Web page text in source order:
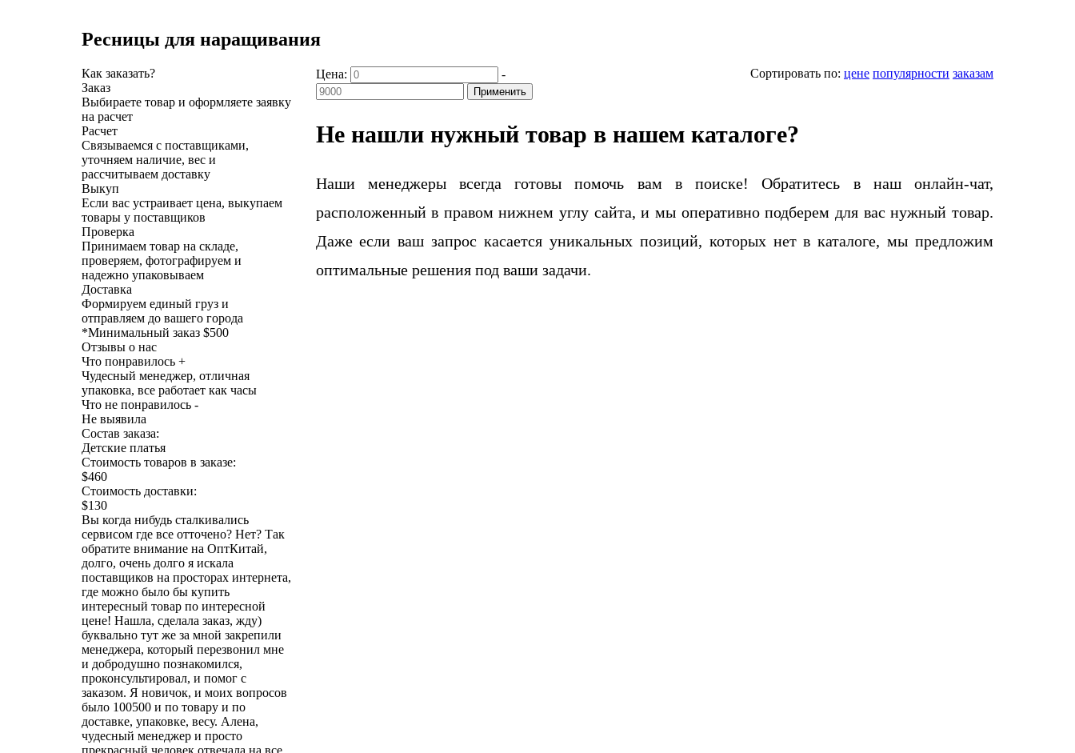
Ресницы для наращивания
Как заказать?
Заказ
Выбираете товар и оформляете заявку
на расчет
Расчет
Связываемся с поставщиками,
уточняем наличие, вес и
рассчитываем доставку
Выкуп
Если вас устраивает цена, выкупаем
товары у поставщиков
Проверка
Принимаем товар на складе,
проверяем, фотографируем и
надежно упаковываем
Доставка
Формируем единый груз и
отправляем до вашего города
*Минимальный заказ $500
Отзывы о нас
Что понравилось +
Чудесный менеджер, отличная
упаковка, все работает как часы
Что не понравилось -
Не выявила
Состав заказа:
Детские платья
Стоимость товаров в заказе:
$460
Стоимость доставки:
$130
Вы когда нибудь сталкивались
сервисом где все отточено? Нет? Так
обратите внимание на ОптКитай,
долго, очень долго я искала
поставщиков на просторах интернета,
где можно было бы купить
интересный товар по интересной
цене! Нашла, сделала заказ, жду)
буквально тут же за мной закрепили
менеджера, который перезвонил мне
и добродушно познакомился,
проконсультировал, и помог с
заказом. Я новичок, и моих вопросов
было 100500 и по товару и по
доставке, упаковке, весу. Алена,
чудесный менеджер и просто
прекрасный человек отвечала на все
Сортировать по: цене популярности заказам
Цена: -
Применить
Не нашли нужный товар в нашем каталоге?
Наши менеджеры всегда готовы помочь вам в поиске! Обратитесь в наш онлайн-чат,
расположенный в правом нижнем углу сайта, и мы оперативно подберем для вас нужный товар.
Даже если ваш запрос касается уникальных позиций, которых нет в каталоге, мы предложим
оптимальные решения под ваши задачи.